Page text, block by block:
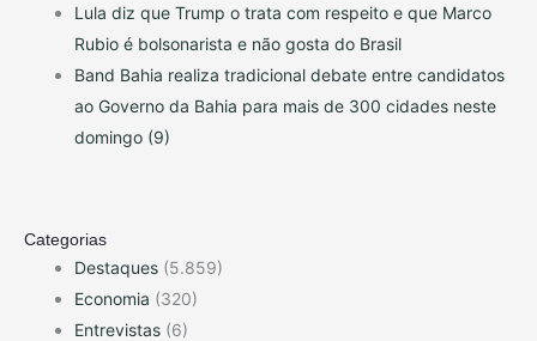
Lula diz que Trump o trata com respeito e que Marco
Rubio é bolsonarista e não gosta do Brasil
Band Bahia realiza tradicional debate entre candidatos
ao Governo da Bahia para mais de 300 cidades neste
domingo (9)
Categorias
Destaques (5.859)
Economia (320)
Entrevistas (6)